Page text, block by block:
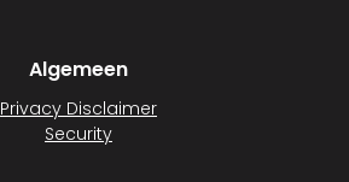
Algemeen
Privacy Disclaimer
Security